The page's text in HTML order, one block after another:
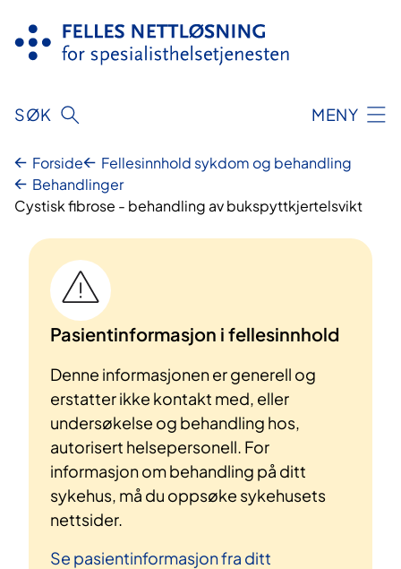
innhold
SØK MENY
Forside
Fellesinnhold sykdom og behandling
Behandlinger
Cystisk fibrose - behandling av bukspyttkjertelsvikt
Pasientinformasjon i fellesinnhold
Denne informasjonen er generell og
erstatter ikke kontakt med, eller
undersøkelse og behandling hos,
autorisert helsepersonell. For
informasjon om behandling på ditt
sykehus, må du oppsøke sykehusets
nettsider.
Se pasientinformasjon fra ditt